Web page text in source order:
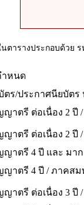
ตารางประกอบด้วย
ำหนด
ตร/ประกาศนียบัตร
ญาตรี ต่อเนื่อง 2 ปี
ญาตรี ต่อเนื่อง 2 ปี
ญาตรี 4 ปี และ มา
ญาตรี 4 ปี / ภาคส
ญาตรี ต่อเนื่อง 3 ปี